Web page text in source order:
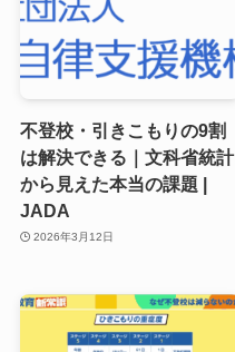
不登校・引きこもりの9割
は解決できる｜文科省統計
から見えた本当の課題 |
JADA
2026年3月12日